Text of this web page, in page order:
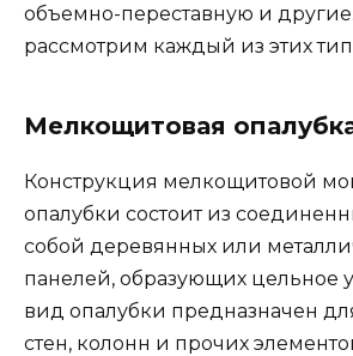
объемно-переставную и
рассмотрим каждый из этих
Мелкощитовая
Конструкция мелкощитовой
опалубки состоит из
собой деревянных или
панелей, образующих цельное
вид опалубки предназначен
стен, колонн и прочих